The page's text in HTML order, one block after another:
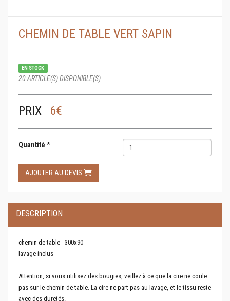
CHEMIN DE TABLE VERT SAPIN
EN STOCK
20 ARTICLE(S) DISPONIBLE(S)
PRIX 6€
Quantité *
AJOUTER AU DEVIS
DESCRIPTION
chemin de table - 300x90
lavage inclus
Attention, si vous utilisez des bougies, veillez à ce que la cire ne coule
pas sur le chemin de table. La cire ne part pas au lavage, et le tissu reste
avec des duretés.